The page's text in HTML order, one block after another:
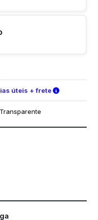
úteis + frete Verifique
os nossos gabaritos